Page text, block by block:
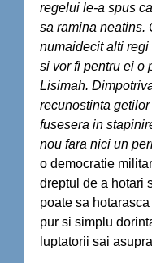
regelui le-a spus
sa ramina neatins.
numaidecit alti
si vor fi pentru ei o
Lisimah.
recunostinta
fusesera in
nou fara nici un
o democratie
dreptul de a hotari
poate sa
pur si simplu
luptatorii sai